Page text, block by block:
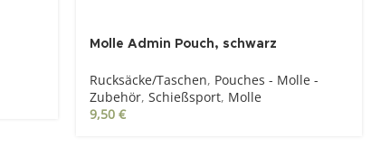
Molle Admin Pouch, schwarz
Rucksäcke/Taschen, Pouches - Molle -
Zubehör, Schießsport, Molle
9,50 €